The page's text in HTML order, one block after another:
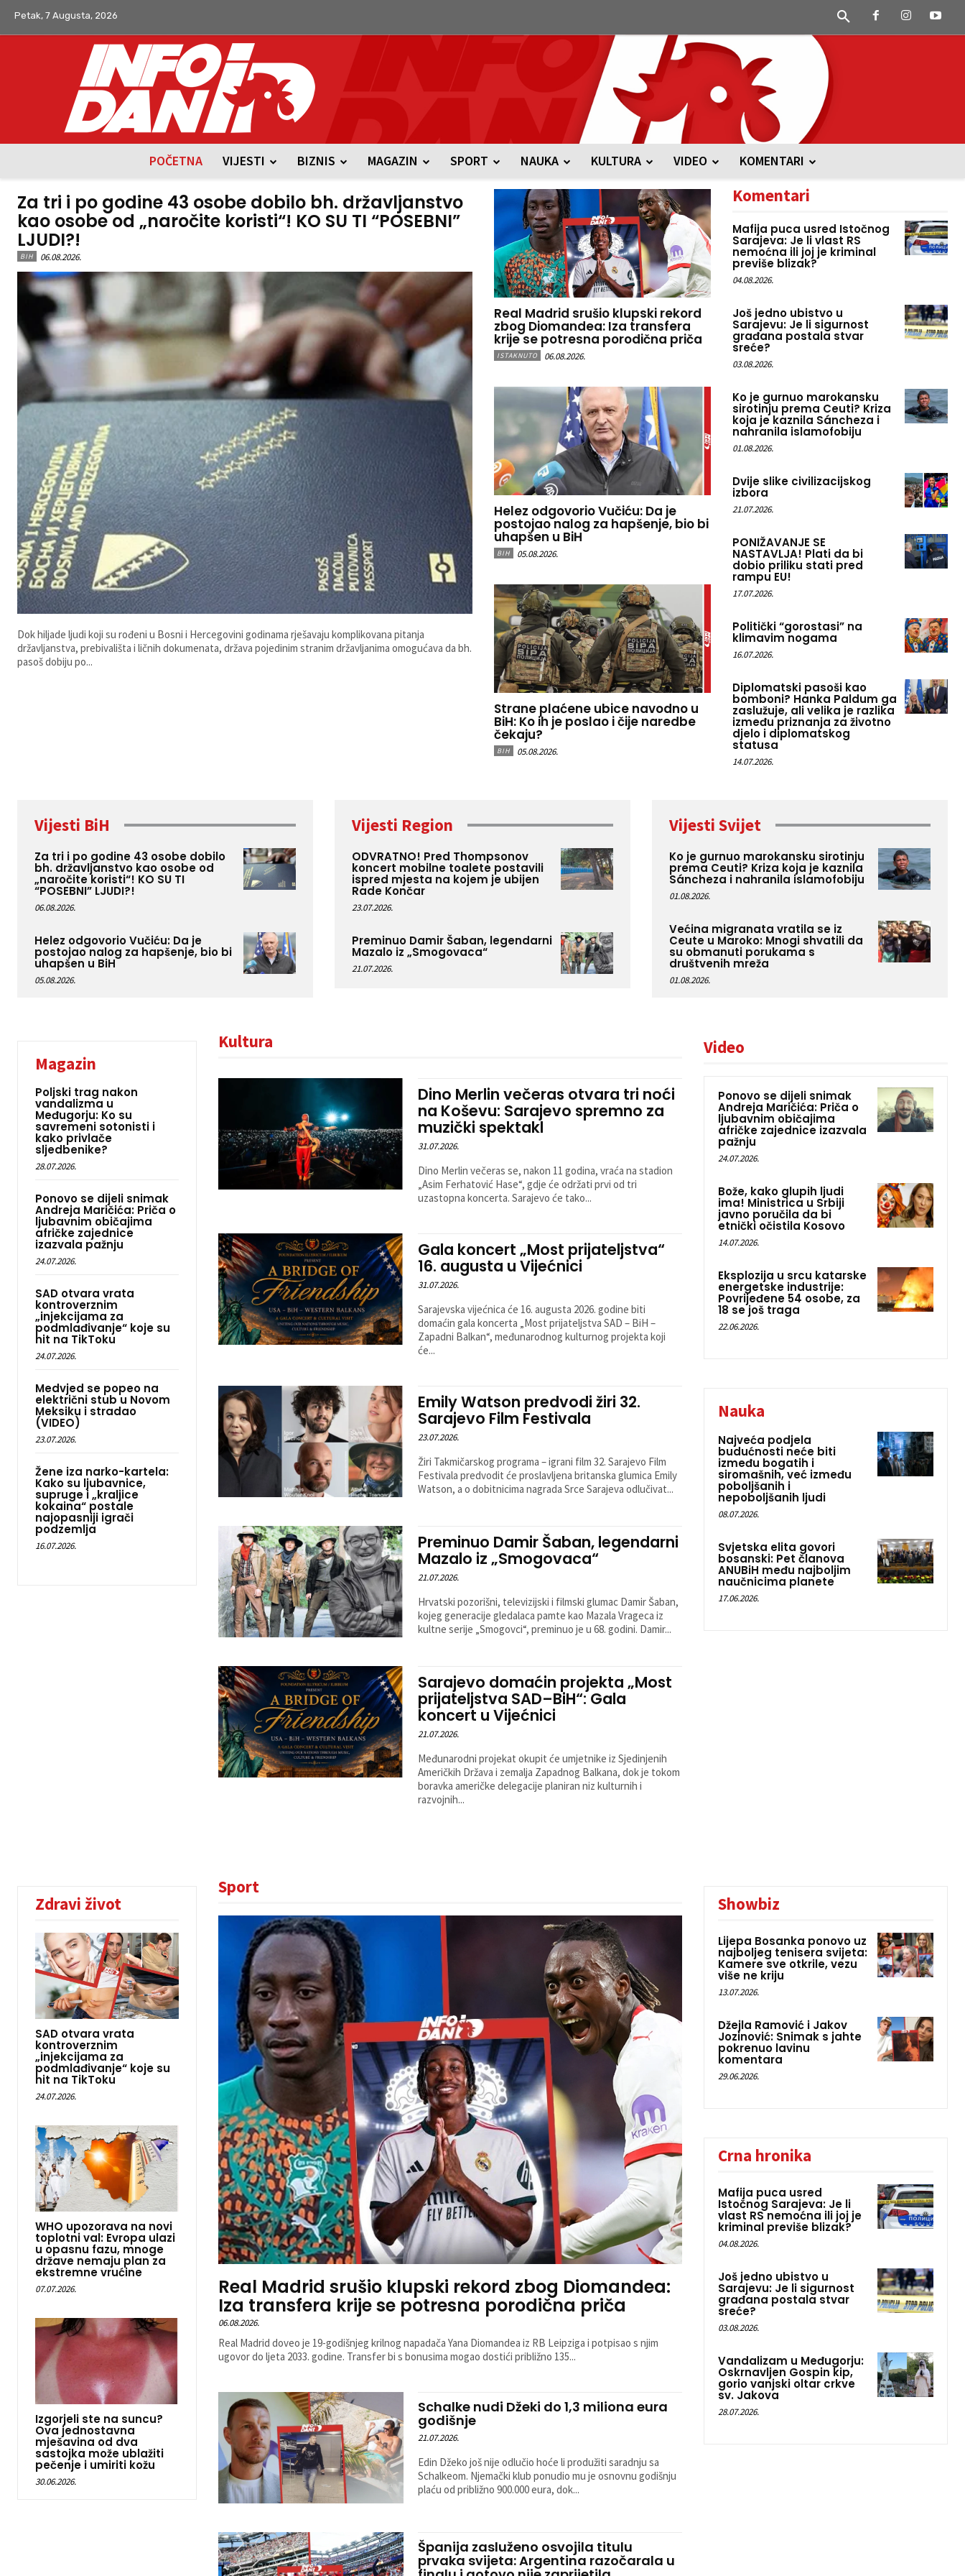
Petak, 7 Augusta, 2026
POČETNA VIJESTI BIZNIS MAGAZIN SPORT NAUKA KULTURA VIDEO KOMENTARI
Za tri i po godine 43 osobe dobilo bh. državljanstvo
kao osobe od „naročite koristi“! KO SU TI “POSEBNI”
LJUDI?!
BIH 06.08.2026.
Dok hiljade ljudi koji su rođeni u Bosni i Hercegovini godinama rješavaju komplikovana pitanja
državljanstva, prebivališta i ličnih dokumenata, država pojedinim stranim državljanima omogućava da bh.
pasoš dobiju po...
Real Madrid srušio klupski rekord
zbog Diomandea: Iza transfera
krije se potresna porodična priča
ISTAKNUTO 06.08.2026.
Helez odgovorio Vučiću: Da je
postojao nalog za hapšenje, bio bi
uhapšen u BiH
BIH 05.08.2026.
Strane plaćene ubice navodno u
BiH: Ko ih je poslao i čije naredbe
čekaju?
BIH 05.08.2026.
Komentari
Mafija puca usred Istočnog
Sarajeva: Je li vlast RS
nemoćna ili joj je kriminal
previše blizak?
04.08.2026.
Još jedno ubistvo u
Sarajevu: Je li sigurnost
građana postala stvar
sreće?
03.08.2026.
Ko je gurnuo marokansku
sirotinju prema Ceuti? Kriza
koja je kaznila Sáncheza i
nahranila islamofobiju
01.08.2026.
Dvije slike civilizacijskog
izbora
21.07.2026.
PONIŽAVANJE SE
NASTAVLJA! Plati da bi
dobio priliku stati pred
rampu EU!
17.07.2026.
Politički “gorostasi” na
klimavim nogama
16.07.2026.
Diplomatski pasoši kao
bomboni? Hanka Paldum ga
zaslužuje, ali velika je razlika
između priznanja za životno
djelo i diplomatskog
statusa
14.07.2026.
Vijesti BiH
Za tri i po godine 43 osobe dobilo
bh. državljanstvo kao osobe od
„naročite koristi“! KO SU TI
“POSEBNI” LJUDI?!
06.08.2026.
Helez odgovorio Vučiću: Da je
postojao nalog za hapšenje, bio bi
uhapšen u BiH
05.08.2026.
Vijesti Region
ODVRATNO! Pred Thompsonov
koncert mobilne toalete postavili
ispred mjesta na kojem je ubijen
Rade Končar
23.07.2026.
Preminuo Damir Šaban, legendarni
Mazalo iz „Smogovaca“
21.07.2026.
Vijesti Svijet
Ko je gurnuo marokansku sirotinju
prema Ceuti? Kriza koja je kaznila
Sáncheza i nahranila islamofobiju
01.08.2026.
Većina migranata vratila se iz
Ceute u Maroko: Mnogi shvatili da
su obmanuti porukama s
društvenih mreža
01.08.2026.
Magazin
Poljski trag nakon
vandalizma u
Međugorju: Ko su
savremeni sotonisti i
kako privlače
sljedbenike?
28.07.2026.
Ponovo se dijeli snimak
Andreja Maričića: Priča o
ljubavnim običajima
afričke zajednice
izazvala pažnju
24.07.2026.
SAD otvara vrata
kontroverznim
„injekcijama za
podmlađivanje“ koje su
hit na TikToku
24.07.2026.
Medvjed se popeo na
električni stub u Novom
Meksiku i stradao
(VIDEO)
23.07.2026.
Žene iza narko-kartela:
Kako su ljubavnice,
supruge i „kraljice
kokaina“ postale
najopasniji igrači
podzemlja
16.07.2026.
Kultura
Dino Merlin večeras otvara tri noći
na Koševu: Sarajevo spremno za
muzički spektakl
31.07.2026.
Dino Merlin večeras se, nakon 11 godina, vraća na stadion
„Asim Ferhatović Hase“, gdje će održati prvi od tri
uzastopna koncerta. Sarajevo će tako...
Gala koncert „Most prijateljstva“
16. augusta u Vijećnici
31.07.2026.
Sarajevska vijećnica će 16. augusta 2026. godine biti
domaćin gala koncerta „Most prijateljstva SAD – BiH –
Zapadni Balkan“, međunarodnog kulturnog projekta koji
će...
Emily Watson predvodi žiri 32.
Sarajevo Film Festivala
23.07.2026.
Žiri Takmičarskog programa – igrani film 32. Sarajevo Film
Festivala predvodit će proslavljena britanska glumica Emily
Watson, a o dobitnicima nagrada Srce Sarajeva odlučivat...
Preminuo Damir Šaban, legendarni
Mazalo iz „Smogovaca“
21.07.2026.
Hrvatski pozorišni, televizijski i filmski glumac Damir Šaban,
kojeg generacije gledalaca pamte kao Mazala Vrageca iz
kultne serije „Smogovci“, preminuo je u 68. godini. Damir...
Sarajevo domaćin projekta „Most
prijateljstva SAD–BiH“: Gala
koncert u Vijećnici
21.07.2026.
Međunarodni projekat okupit će umjetnike iz Sjedinjenih
Američkih Država i zemalja Zapadnog Balkana, dok je tokom
boravka američke delegacije planiran niz kulturnih i
razvojnih...
Video
Ponovo se dijeli snimak
Andreja Maričića: Priča o
ljubavnim običajima
afričke zajednice izazvala
pažnju
24.07.2026.
Bože, kako glupih ljudi
ima! Ministrica u Srbiji
javno poručila da bi
etnički očistila Kosovo
14.07.2026.
Eksplozija u srcu katarske
energetske industrije:
Povrijeđene 54 osobe, za
18 se još traga
22.06.2026.
Nauka
Najveća podjela
budućnosti neće biti
između bogatih i
siromašnih, već između
poboljšanih i
nepoboljšanih ljudi
08.07.2026.
Svjetska elita govori
bosanski: Pet članova
ANUBiH među najboljim
naučnicima planete
17.06.2026.
Zdravi život
SAD otvara vrata
kontroverznim
„injekcijama za
podmlađivanje“ koje su
hit na TikToku
24.07.2026.
WHO upozorava na novi
toplotni val: Evropa ulazi
u opasnu fazu, mnoge
države nemaju plan za
ekstremne vrućine
07.07.2026.
Izgorjeli ste na suncu?
Ova jednostavna
mješavina od dva
sastojka može ublažiti
pečenje i umiriti kožu
30.06.2026.
Sport
Real Madrid srušio klupski rekord zbog Diomandea:
Iza transfera krije se potresna porodična priča
06.08.2026.
Real Madrid doveo je 19-godišnjeg krilnog napadača Yana Diomandea iz RB Leipziga i potpisao s njim
ugovor do ljeta 2033. godine. Transfer bi s bonusima mogao dostići približno 135...
Schalke nudi Džeki do 1,3 miliona eura
godišnje
21.07.2026.
Edin Džeko još nije odlučio hoće li produžiti saradnju sa
Schalkeom. Njemački klub ponudio mu je osnovnu godišnju
plaću od približno 900.000 eura, dok...
Španija zasluženo osvojila titulu
prvaka svijeta: Argentina razočarala u
Showbiz
Lijepa Bosanka ponovo uz
najboljeg tenisera svijeta:
Kamere sve otkrile, vezu
više ne kriju
13.07.2026.
Džejla Ramović i Jakov
Jozinović: Snimak s jahte
pokrenuo lavinu
komentara
29.06.2026.
Crna hronika
Mafija puca usred
Istočnog Sarajeva: Je li
vlast RS nemoćna ili joj je
kriminal previše blizak?
04.08.2026.
Još jedno ubistvo u
Sarajevu: Je li sigurnost
građana postala stvar
sreće?
03.08.2026.
Vandalizam u Međugorju:
Oskrnavljen Gospin kip,
gorio vanjski oltar crkve
sv. Jakova
28.07.2026.